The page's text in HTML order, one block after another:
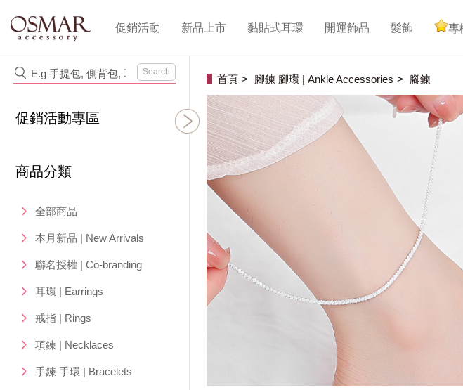
促銷活動 新品上市 黏貼式耳環 開運飾品 髮飾 專
Search
促銷活動專區
商品分類
全部商品
本月新品 | New Arrivals
聯名授權 | Co-branding
耳環 | Earrings
戒指 | Rings
項鍊 | Necklaces
手鍊 手環 | Bracelets
首頁 腳鍊 腳環 | Ankle Accessories 腳鍊